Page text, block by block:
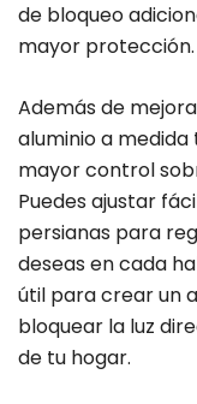
de bloqueo
mayor protección.
Además de
aluminio a
mayor control
Puedes ajustar
persianas para
deseas en cada
útil para crear un
bloquear la luz
de tu hogar.